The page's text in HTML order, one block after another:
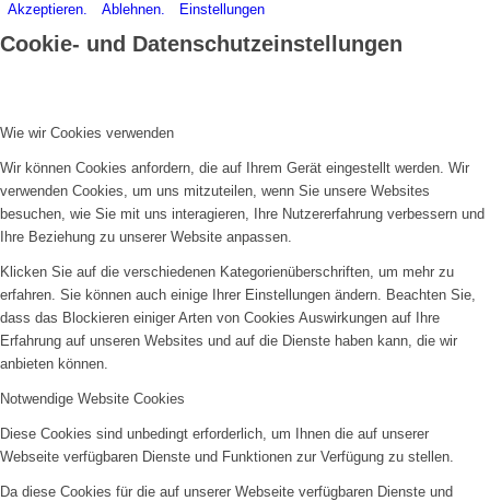
Akzeptieren. Ablehnen. Einstellungen
Cookie- und Datenschutzeinstellungen
Wie wir Cookies verwenden
Wir können Cookies anfordern, die auf Ihrem Gerät eingestellt werden. Wir
verwenden Cookies, um uns mitzuteilen, wenn Sie unsere Websites
besuchen, wie Sie mit uns interagieren, Ihre Nutzererfahrung verbessern und
Ihre Beziehung zu unserer Website anpassen.
Klicken Sie auf die verschiedenen Kategorienüberschriften, um mehr zu
erfahren. Sie können auch einige Ihrer Einstellungen ändern. Beachten Sie,
dass das Blockieren einiger Arten von Cookies Auswirkungen auf Ihre
Erfahrung auf unseren Websites und auf die Dienste haben kann, die wir
anbieten können.
Notwendige Website Cookies
Diese Cookies sind unbedingt erforderlich, um Ihnen die auf unserer
Webseite verfügbaren Dienste und Funktionen zur Verfügung zu stellen.
Da diese Cookies für die auf unserer Webseite verfügbaren Dienste und